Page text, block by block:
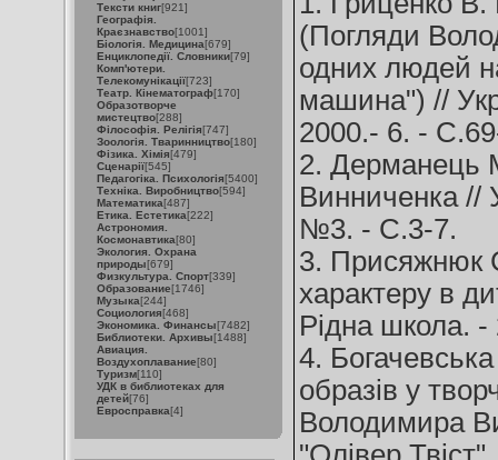
Тексти книг[921]
Географія.
Краєзнавство[1001]
Біологія. Медицина[679]
Енциклопедії. Словники[79]
Комп'ютери.
Телекомунікації[723]
Театр. Кінематограф[170]
Образотворче
мистецтво[288]
Філософія. Релігія[747]
Зоологія. Тваринництво[180]
Фізика. Хімія[479]
Сценарії[545]
Педагогіка. Психологія[5400]
Техніка. Виробництво[594]
Математика[487]
Етика. Естетика[222]
Астрономия.
Космонавтика[80]
Экология. Охрана
природы[679]
Физкультура. Спорт[339]
Образование[1746]
Музыка[244]
Социология[468]
Экономика. Финансы[7482]
Библиотеки. Архивы[1488]
Авиация.
Воздухоплавание[80]
Туризм[110]
УДК в библиотеках для
детей[76]
Евросправка[4]
(Погляди
одних людей
машина") //
2000.- 6. -
2. Дерманець
Винниченка //
№3. - С.3-7.
3. Присяжнюк
характеру в
Рідна школа.
4.
образів у
Володимира